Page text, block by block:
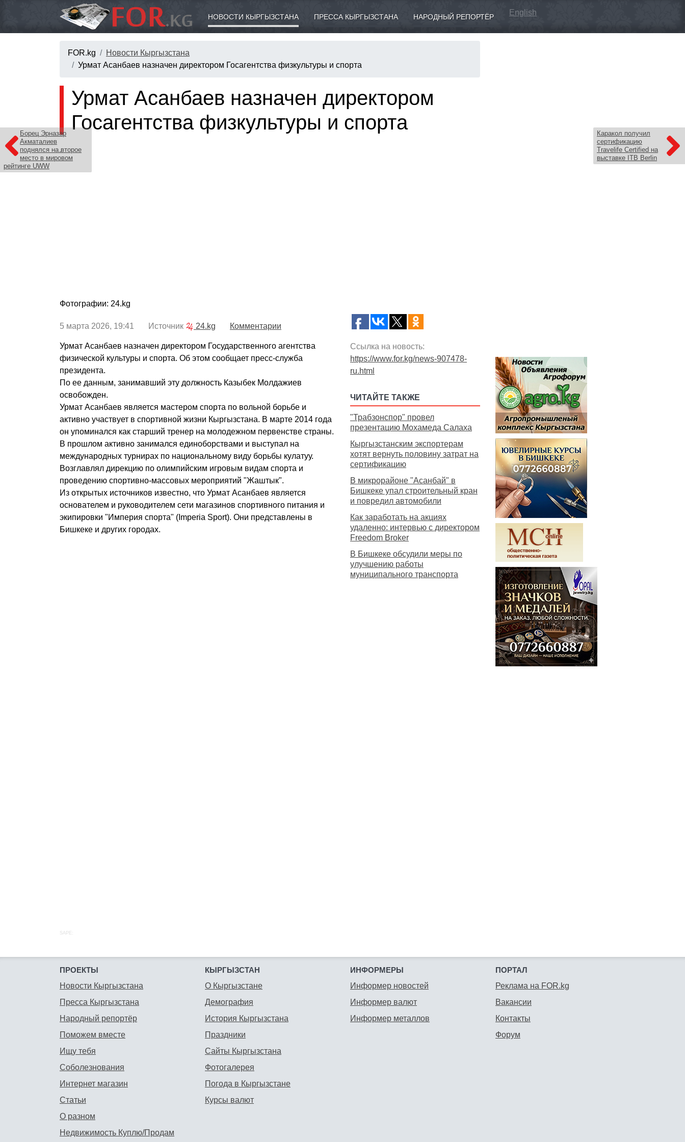
НОВОСТИ КЫРГЫЗСТАНА ПРЕССА КЫРГЫЗСТАНА НАРОДНЫЙ РЕПОРТЁР English
FOR.kg
Новости Кыргызстана
Урмат Асанбаев назначен директором Госагентства физкультуры и спорта
Борец Эрназар
Акматалиев
поднялся на второе
место в мировом
рейтинге UWW
Каракол получил
сертификацию
Travelife Certified на
выставке ITB Berlin
Урмат Асанбаев назначен директором
Госагентства физкультуры и спорта
Фотографии: 24.kg
5 марта 2026, 19:41 Источник 24.kg Комментарии
Урмат Асанбаев назначен директором Государственного агентства
физической культуры и спорта. Об этом сообщает пресс-служба
президента.
По ее данным, занимавший эту должность Казыбек Молдажиев
освобожден.
Урмат Асанбаев является мастером спорта по вольной борьбе и
активно участвует в спортивной жизни Кыргызстана. В марте 2014 года
он упоминался как старший тренер на молодежном первенстве страны.
В прошлом активно занимался единоборствами и выступал на
международных турнирах по национальному виду борьбы кулатуу.
Возглавлял дирекцию по олимпийским игровым видам спорта и
проведению спортивно-массовых мероприятий "Жаштык".
Из открытых источников известно, что Урмат Асанбаев является
основателем и руководителем сети магазинов спортивного питания и
экипировки "Империя спорта" (Imperia Sport). Они представлены в
Бишкеке и других городах.
Ссылка на новость:
https://www.for.kg/news-907478-
ru.html
ЧИТАЙТЕ ТАКЖЕ
"Трабзонспор" провел
презентацию Мохамеда Салаха
Кыргызстанским экспортерам
хотят вернуть половину затрат на
сертификацию
В микрорайоне "Асанбай" в
Бишкеке упал строительный кран
и повредил автомобили
Как заработать на акциях
удаленно: интервью с директором
Freedom Broker
В Бишкеке обсудили меры по
улучшению работы
муниципального транспорта
SAPE:
ПРОЕКТЫ
Новости Кыргызстана
Пресса Кыргызстана
Народный репортёр
Поможем вместе
Ищу тебя
Соболезнования
Интернет магазин
Статьи
О разном
Недвижимость Куплю/Продам
КЫРГЫЗСТАН
О Кыргызстане
Демография
История Кыргызстана
Праздники
Сайты Кыргызстана
Фотогалерея
Погода в Кыргызстане
Курсы валют
ИНФОРМЕРЫ
Информер новостей
Информер валют
Информер металлов
ПОРТАЛ
Реклама на FOR.kg
Вакансии
Контакты
Форум